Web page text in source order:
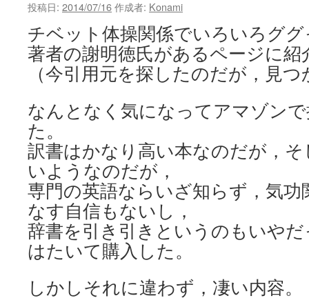
ツ
ッ
プ
投稿日: 2014/07/16作成者: Konami
チベット体操関係でいろいろグ
著者の謝明徳氏があるページに
（今引用元を探したのだが，見
なんとなく気になってアマゾン
た。
訳書はかなり高い本なのだが，
いようなのだが，
専門の英語ならいざ知らず，気
なす自信もないし，
辞書を引き引きというのもいや
はたいて購入した。
しかしそれに違わず，凄い内容。